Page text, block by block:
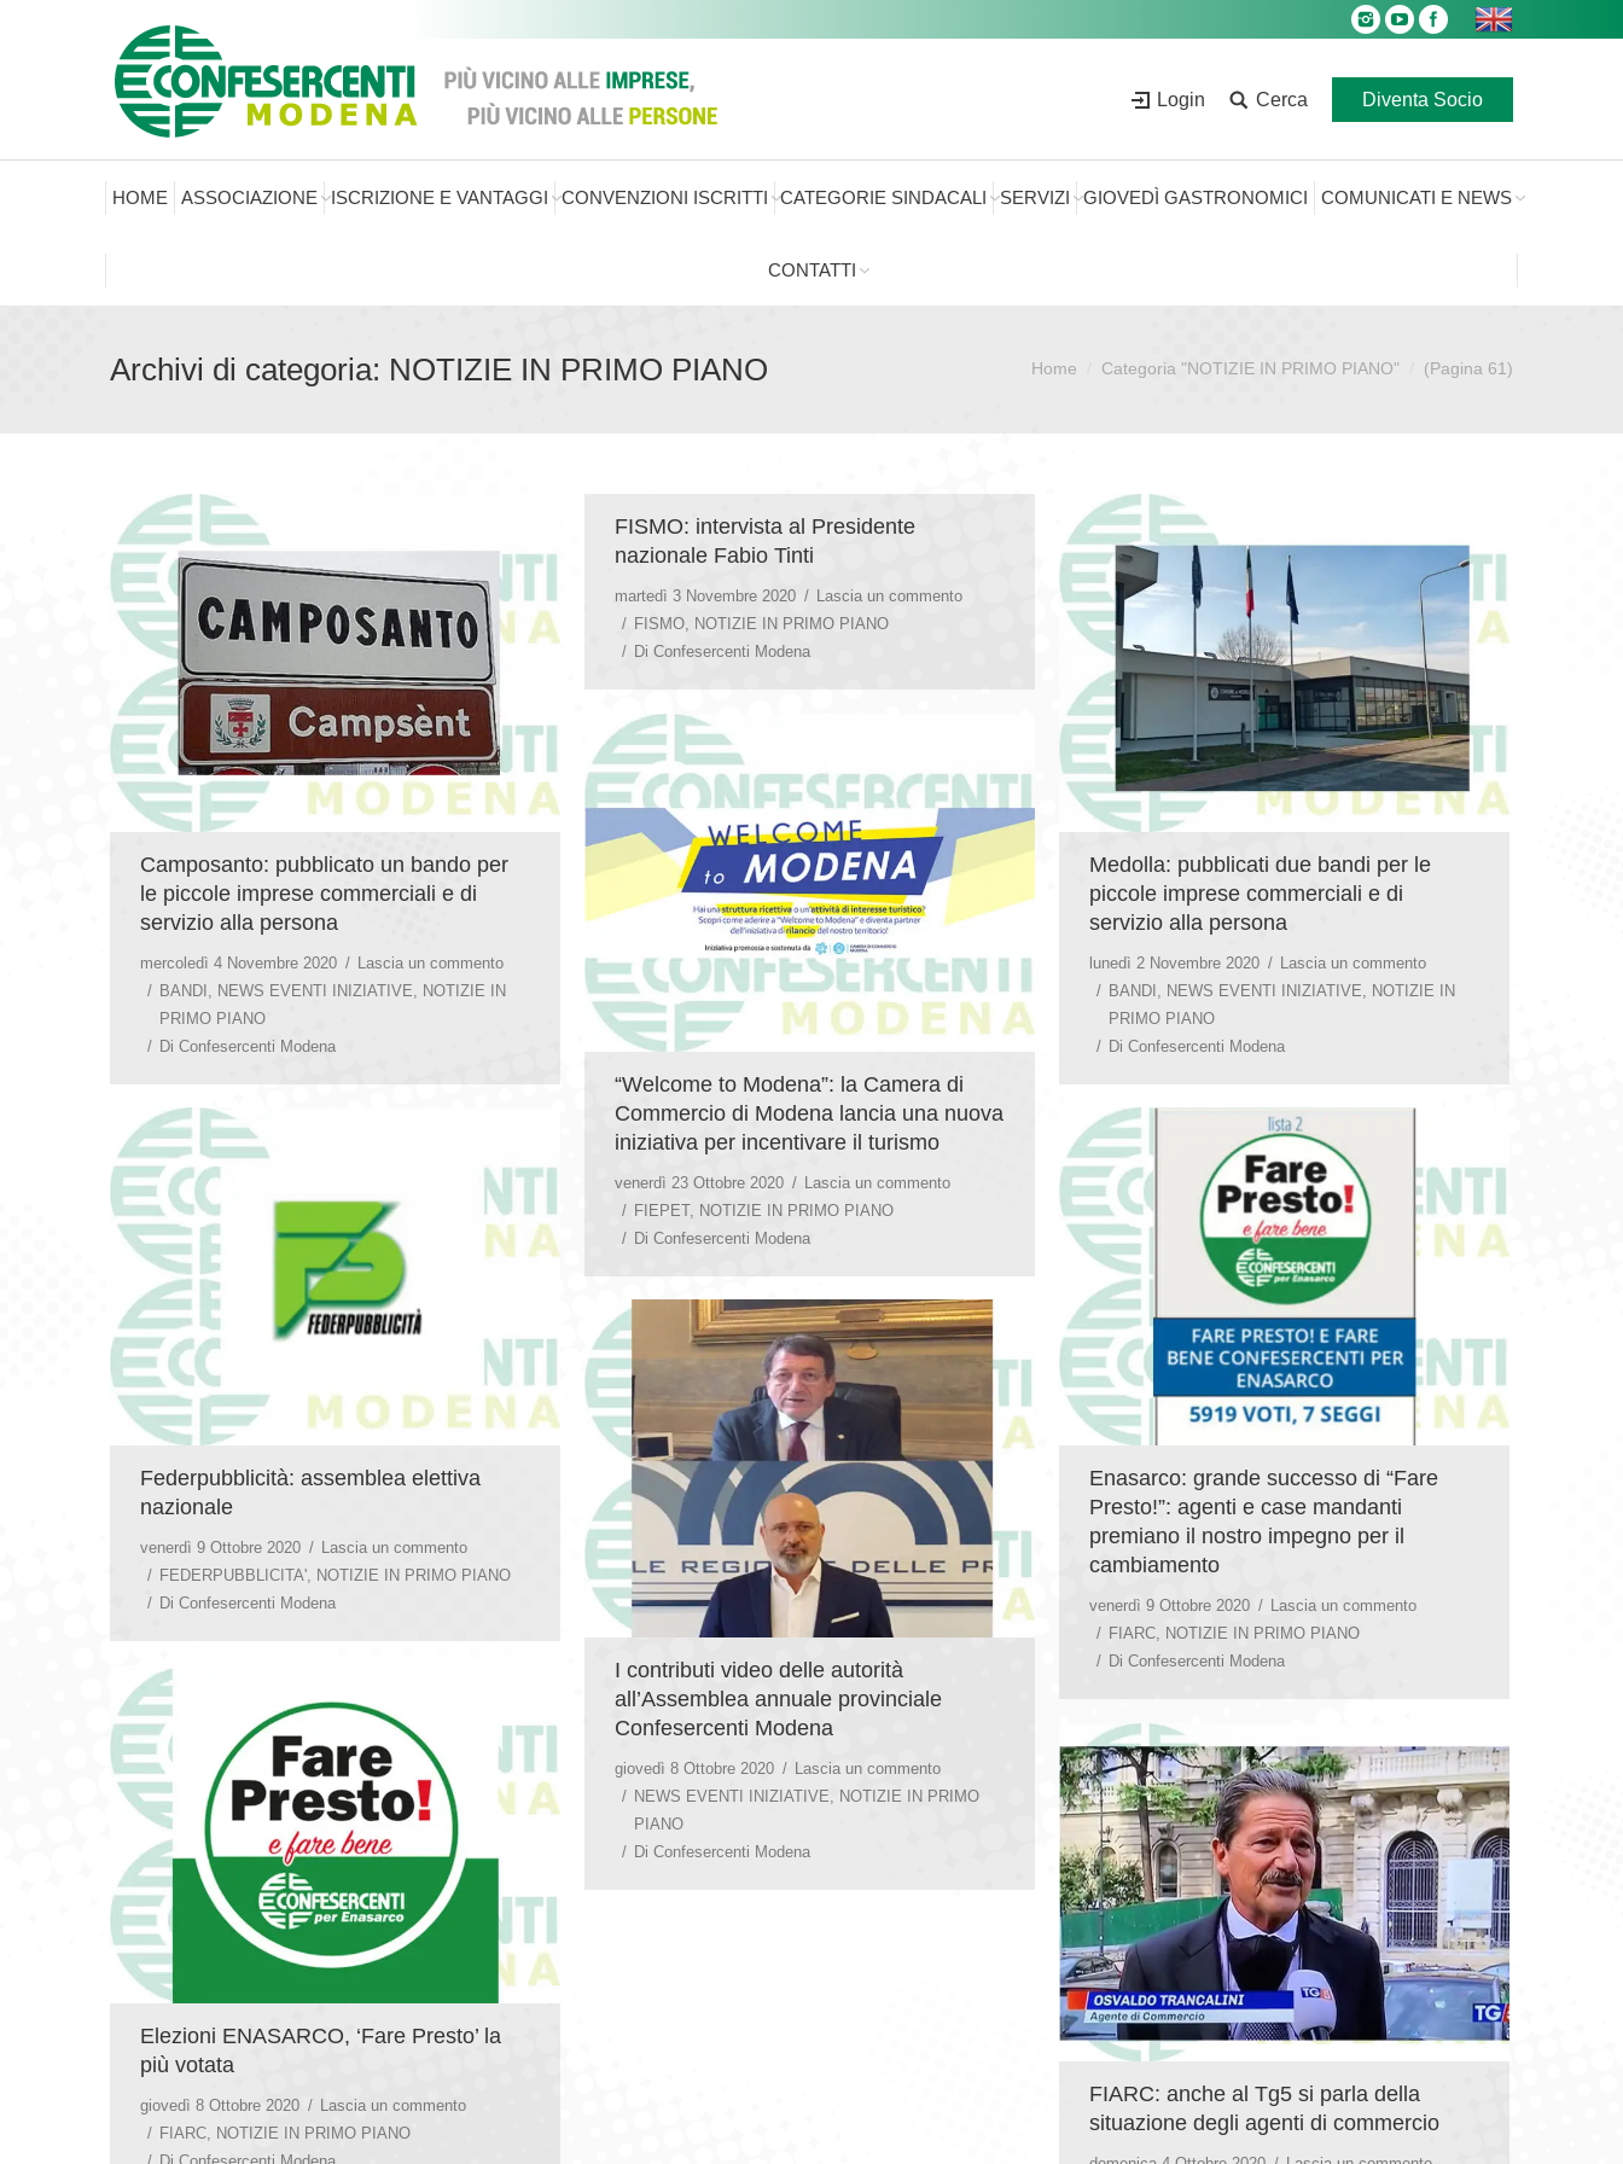
Login Cerca Diventa Socio
HOME ASSOCIAZIONE ISCRIZIONE E VANTAGGI CONVENZIONI ISCRITTI CATEGORIE SINDACALI SERVIZI GIOVEDÌ GASTRONOMICI COMUNICATI E NEWS
CONTATTI
Archivi di categoria: NOTIZIE IN PRIMO PIANO Home Categoria "NOTIZIE IN PRIMO PIANO" (Pagina 61)
Camposanto: pubblicato un bando per
le piccole imprese commerciali e di
servizio alla persona
mercoledì 4 Novembre 2020
Lascia un commento
BANDI
NEWS EVENTI INIZIATIVE
NOTIZIE IN
PRIMO PIANO
Di Confesercenti Modena
FISMO: intervista al Presidente
nazionale Fabio Tinti
martedì 3 Novembre 2020
Lascia un commento
FISMO, NOTIZIE IN PRIMO PIANO
Di Confesercenti Modena
Medolla: pubblicati due bandi per le
piccole imprese commerciali e di
servizio alla persona
lunedì 2 Novembre 2020
Lascia un commento
BANDI
NEWS EVENTI INIZIATIVE
NOTIZIE IN
PRIMO PIANO
Di Confesercenti Modena
“Welcome to Modena”: la Camera di
Commercio di Modena lancia una nuova
iniziativa per incentivare il turismo
venerdì 23 Ottobre 2020
Lascia un commento
FIEPET, NOTIZIE IN PRIMO PIANO
Di Confesercenti Modena
Federpubblicità: assemblea elettiva
nazionale
venerdì 9 Ottobre 2020
Lascia un commento
FEDERPUBBLICITA'
NOTIZIE IN PRIMO PIANO
Di Confesercenti Modena
Enasarco: grande successo di “Fare
Presto!”: agenti e case mandanti
premiano il nostro impegno per il
cambiamento
venerdì 9 Ottobre 2020
Lascia un commento
FIARC
NOTIZIE IN PRIMO PIANO
Di Confesercenti Modena
I contributi video delle autorità
all’Assemblea annuale provinciale
Confesercenti Modena
giovedì 8 Ottobre 2020
Lascia un commento
NEWS EVENTI INIZIATIVE
NOTIZIE IN PRIMO
PIANO
Di Confesercenti Modena
Elezioni ENASARCO, ‘Fare Presto’ la
più votata
giovedì 8 Ottobre 2020
Lascia un commento
FIARC
NOTIZIE IN PRIMO PIANO
FIARC: anche al Tg5 si parla della
situazione degli agenti di commercio